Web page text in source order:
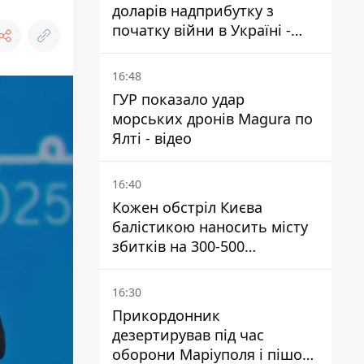
доларів надприбутку з
початку війни в Україні -
Bloomberg
16:48
ГУР показало удар
морських дронів Magura по
Ялті - відео
16:40
Кожен обстріл Києва
балістикою наносить місту
збитків на 300-500
мільйонів - Петро
Пантелеєв
16:30
Прикордонник
дезертирував під час
оборони Маріуполя і пішов